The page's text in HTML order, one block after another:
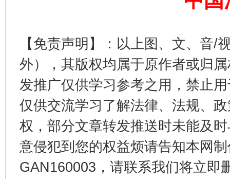
【免责声明】：以上图、文、音/
外），其版权均属于原作者或归
发推广仅供学习参考之用，禁止
仅供交流学习了解法律、法规、
权，部分文章转发推送时未能及
意侵犯到您的权益烦请告知本网
GAN160003，请联系我们将立即
东山县通报“牛蛙产品抗生素超标问题” 法